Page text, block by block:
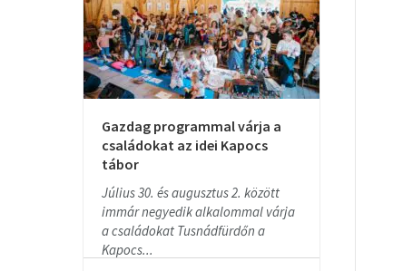
Gazdag programmal várja a
családokat az idei Kapocs
tábor
Július 30. és augusztus 2. között
immár negyedik alkalommal várja
a családokat Tusnádfürdőn a
Kapocs...